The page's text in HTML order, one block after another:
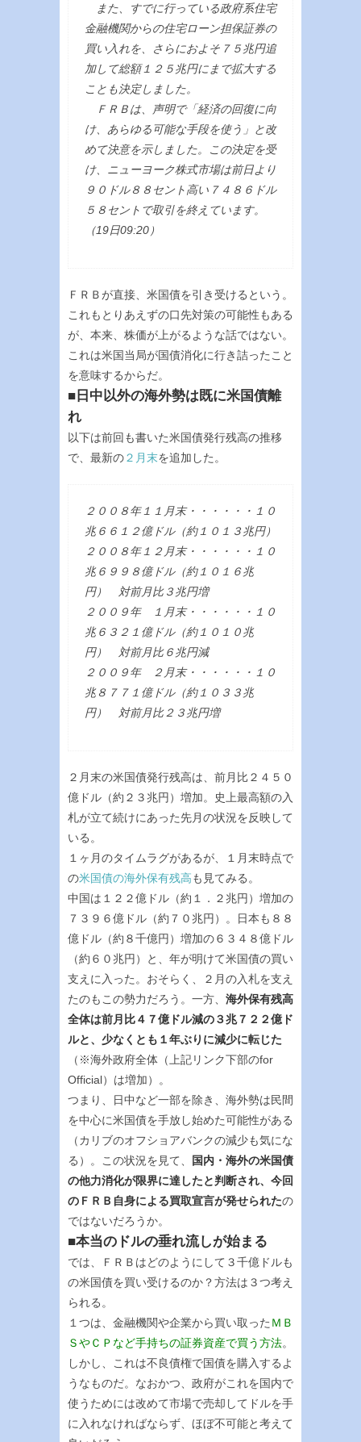
また、すでに行っている政府系住宅
金融機関からの住宅ローン担保証券の
買い入れを、さらにおよそ７５兆円追
加して総額１２５兆円にまで拡大する
ことも決定しました。
ＦＲＢは、声明で「経済の回復に向
け、あらゆる可能な手段を使う」と改
めて決意を示しました。この決定を受
け、ニューヨーク株式市場は前日より
９０ドル８８セント高い７４８６ドル
５８セントで取引を終えています。
（19日09:20）
ＦＲＢが直接、米国債を引き受けるという。
これもとりあえずの口先対策の可能性もある
が、本来、株価が上がるような話ではない。
これは米国当局が国債消化に行き詰ったこと
を意味するからだ。
■日中以外の海外勢は既に米国債離
れ
以下は前回も書いた米国債発行残高の推移
で、最新の２月末を追加した。
２００８年１１月末・・・・・・１０
兆６６１２億ドル（約１０１３兆円）
２００８年１２月末・・・・・・１０
兆６９９８億ドル（約１０１６兆
円） 対前月比３兆円増
２００９年 １月末・・・・・・１０
兆６３２１億ドル（約１０１０兆
円） 対前月比６兆円減
２００９年 ２月末・・・・・・１０
兆８７７１億ドル（約１０３３兆
円） 対前月比２３兆円増
２月末の米国債発行残高は、前月比２４５０
億ドル（約２３兆円）増加。史上最高額の入
札が立て続けにあった先月の状況を反映して
いる。
１ヶ月のタイムラグがあるが、１月末時点で
の米国債の海外保有残高も見てみる。
中国は１２２億ドル（約１．２兆円）増加の
７３９６億ドル（約７０兆円）。日本も８８
億ドル（約８千億円）増加の６３４８億ドル
（約６０兆円）と、年が明けて米国債の買い
支えに入った。おそらく、２月の入札を支え
たのもこの勢力だろう。一方、 海外保有残高
全体は前月比４７億ドル減の３兆７２２億ド
ルと、少なくとも１年ぶりに減少に転じた
（※海外政府全体（上記リンク下部のfor
Official）は増加）。
つまり、日中など一部を除き、海外勢は民間
を中心に米国債を手放し始めた可能性がある
（カリブのオフショアバンクの減少も気にな
る）。この状況を見て、
国内・海外の米国債
の他力消化が限界に達したと判断され、今回
のＦＲＢ自身による買取宣言が発せられたの
ではないだろうか。
■本当のドルの垂れ流しが始まる
では、ＦＲＢはどのようにして３千億ドルも
の米国債を買い受けるのか？方法は３つ考え
られる。
１つは、金融機関や企業から買い取った ＭＢ
ＳやＣＰなど手持ちの証券資産で買う方法。
しかし、これは不良債権で国債を購入するよ
うなものだ。なおかつ、政府がこれを国内で
使うためには改めて市場で売却してドルを手
に入れなければならず、ほぼ不可能と考えて